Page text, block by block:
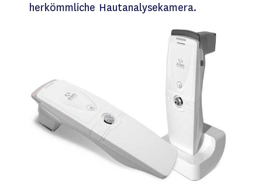
herkömmliche Hautanalysekamera.